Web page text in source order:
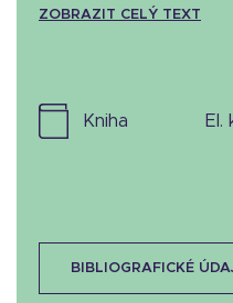
ZOBRAZIT CELÝ TEXT
kniha
BIBLIOGRAFICKÉ